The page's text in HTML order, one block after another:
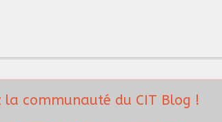
la communauté du CIT Blog !